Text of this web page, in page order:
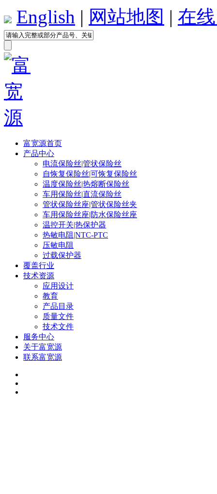
English | 网站地图 | 在
富宽源首页
产品中心
电流保险丝|管状保险丝
自恢复保险丝|可恢复保险丝
温度保险丝|热熔断保险丝
车用保险丝|直流保险丝
管状保险丝座|管状保险丝夹
车用保险丝座|防水保险丝座
温控开关|热保护器
热敏电阻|NTC-PTC
压敏电阻
过载保护器
覆盖行业
技术资源
应用设计
教育
产品目录
质量文件
技术文件
服务中心
关于富宽源
联系富宽源